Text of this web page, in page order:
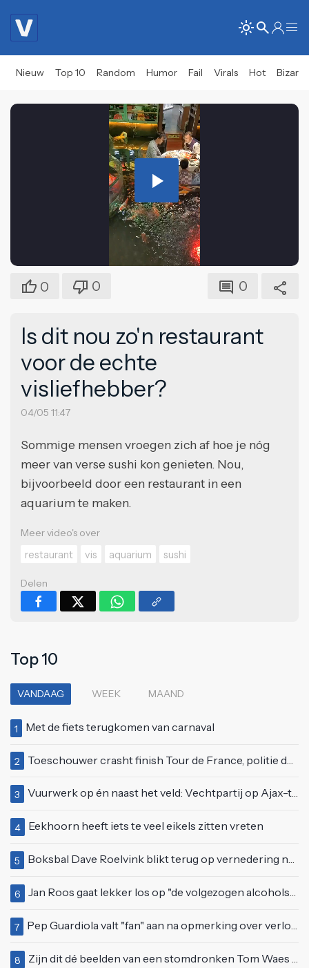
Nieuw Top 10 Random Humor Fail Virals Hot Bizar
Play
Video
0 0 0
Is dit nou zo'n restaurant
voor de echte
visliefhebber?
04/05 11:47
Sommige mensen vroegen zich af hoe je nóg
meer van verse sushi kon genieten. Nou,
bijvoorbeeld door een restaurant in een
aquarium te maken.
Meer video's over
restaurant
vis aquarium sushi
Delen
Top 10
VANDAAG WEEK MAAND
1 Met de fiets terugkomen van carnaval
2 Toeschouwer crasht finish Tour de France, politie deelt bodycheck uit
3 Vuurwerk op én naast het veld: Vechtpartij op Ajax-tribune tussen supporters en stewards
4 Eekhoorn heeft iets te veel eikels zitten vreten
5 Boksbal Dave Roelvink blikt terug op vernedering na z'n gevecht met Melvin Manhoef
6 Jan Roos gaat lekker los op "de volgezogen alcoholspons" Robert Jensen
7 Pep Guardiola valt "fan" aan na opmerking over verloren wedstrijd tegen Manchester United
8 Zijn dit dé beelden van een stomdronken Tom Waes vlak voordat hij in z'n auto stapte?